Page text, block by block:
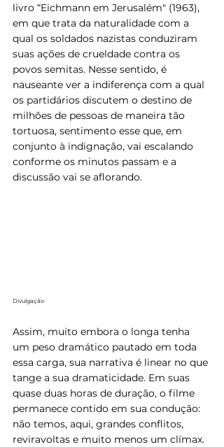
livro “Eichmann em Jerusalém" (1963),
em que trata da naturalidade com a
qual os soldados nazistas conduziram
suas ações de crueldade contra os
povos semitas. Nesse sentido, é
nauseante ver a indiferença com a qual
os partidários discutem o destino de
milhões de pessoas de maneira tão
tortuosa, sentimento esse que, em
conjunto à indignação, vai escalando
conforme os minutos passam e a
discussão vai se aflorando.
Divulgação
Assim, muito embora o longa tenha
um peso dramático pautado em toda
essa carga, sua narrativa é linear no que
tange a sua dramaticidade. Em suas
quase duas horas de duração, o filme
permanece contido em sua condução:
não temos, aqui, grandes conflitos,
reviravoltas e muito menos um clímax.